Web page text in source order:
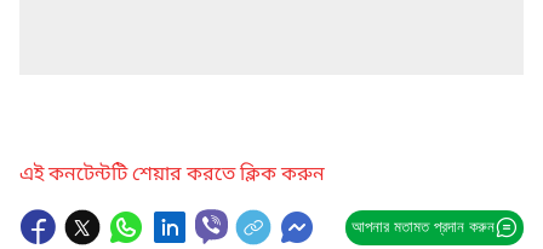
এই কনটেন্টটি শেয়ার করতে ক্লিক করুন
আপনার মতামত প্রদান করুন